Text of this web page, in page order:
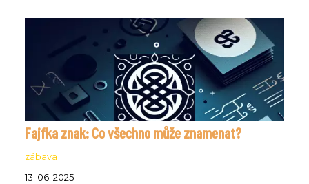
Fajfka znak: Co všechno může znamenat?
zábava
13. 06. 2025